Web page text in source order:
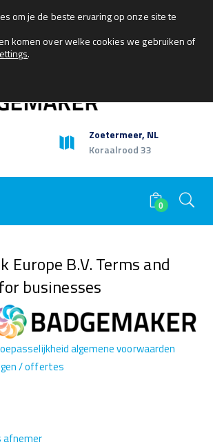
sales@getbadgemaker.com
FacebookTwitterYoutubeLinkedInInstagram
Zoetermeer, NL
Koraalrood 33
0
Europe B.V. Terms and
businesses
algemene voorwaarden
/ offertes
afnemer
om je de beste ervaring op onze site te
komen over welke cookies we gebruiken of
.